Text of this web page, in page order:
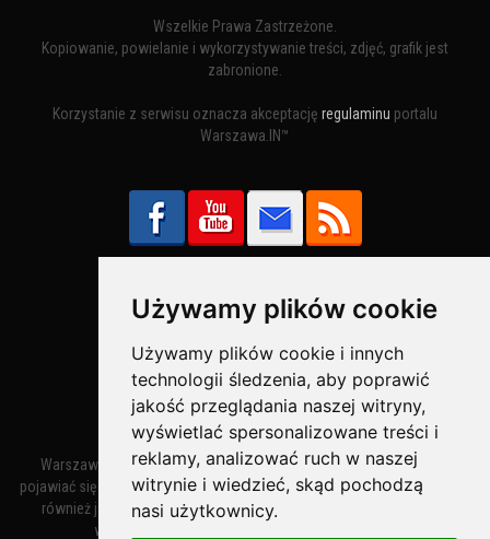
Używamy plików cookie
Używamy plików cookie i innych
technologii śledzenia, aby poprawić
jakość przeglądania naszej witryny,
wyświetlać spersonalizowane treści i
reklamy, analizować ruch w naszej
witrynie i wiedzieć, skąd pochodzą
nasi użytkownicy.
Wszelkie Prawa Zastrzeżone.
Kopiowanie, powielanie i wykorzystywanie treści, zdjęć, grafik jest
zabronione.
Korzystanie z serwisu oznacza akceptację regulaminu portalu
Warszawa.IN™
Bezpieczne Płatności obsługuje:
Warszawa – miasto stołeczne Warszawa. Nazwa miasta zaczęła
pojawiać się w dokumentach w XIV wieku jako Warszewa, a od XV wieku
również jako Warszowa. Zmiana nazwy na Warszawa w XV wieku
wynikała z mazowieckiej wymowy dialektycznej.